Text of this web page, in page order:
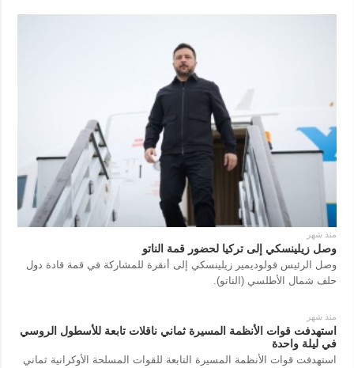
منذ شهر
وصل زيلينسكي إلى تركيا لحضور قمة الناتو
وصل الرئيس فولوديمير زيلينسكي إلى أنقرة للمشاركة في قمة قادة دول
حلف شمال الأطلسي (الناتو).
منذ شهر
استهدفت قوات الأنظمة المسيرة ثماني ناقلات تابعة للأسطول الروسي
في ليلة واحدة
استهدفت قوات الأنظمة المسيرة التابعة للقوات المسلحة الأوكرانية ثماني